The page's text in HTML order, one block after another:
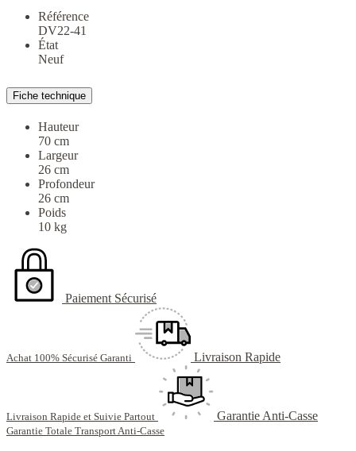
Référence
DV22-41
État
Neuf
Fiche technique
Hauteur
70 cm
Largeur
26 cm
Profondeur
26 cm
Poids
10 kg
Paiement Sécurisé
Achat 100% Sécurisé Garanti Livraison Rapide
Livraison Rapide et Suivie Partout Garantie Anti-Casse
Garantie Totale Transport Anti-Casse